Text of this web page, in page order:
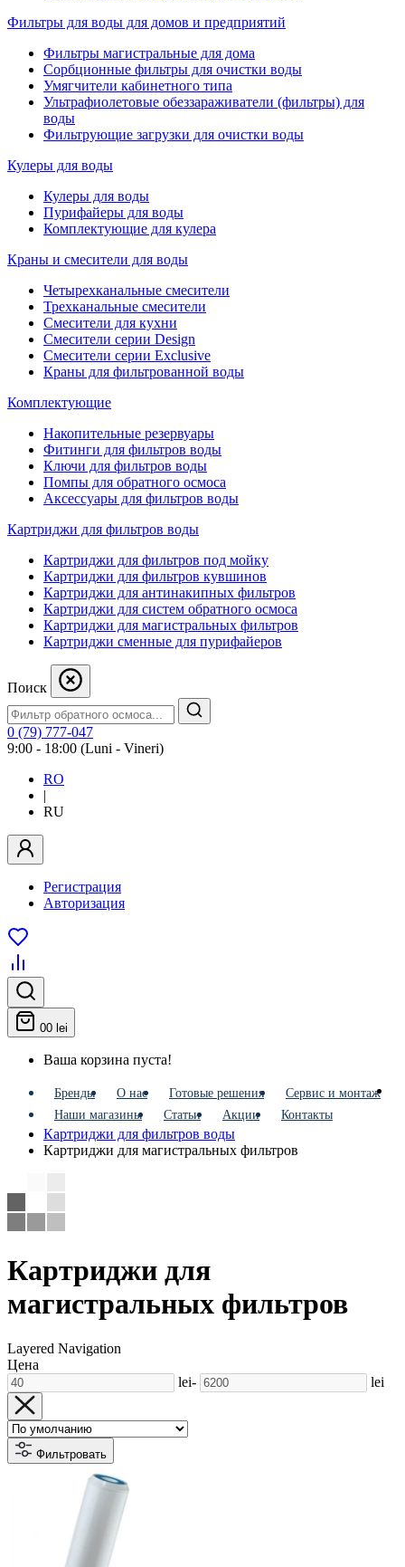
Фильтры для воды для домов и предприятий
Фильтры магистральные для дома
Сорбционные фильтры для очистки воды
Умягчители кабинетного типа
Ультрафиолетовые обеззараживатели (фильтры) для
воды
Фильтрующие загрузки для очистки воды
Кулеры для воды
Кулеры для воды
Пурифайеры для воды
Комплектующие для кулера
Краны и смесители для воды
Четырехканальные смесители
Трехканальные смесители
Смесители для кухни
Смесители серии Design
Смесители серии Exclusive
Краны для фильтрованной воды
Комплектующие
Накопительные резервуары
Фитинги для фильтров воды
Ключи для фильтров воды
Помпы для обратного осмоса
Аксессуары для фильтров воды
Картриджи для фильтров воды
Картриджи для фильтров под мойку
Картриджи для фильтров кувшинов
Картриджи для антинакипных фильтров
Картриджи для систем обратного осмоса
Картриджи для магистральных фильтров
Картриджи сменные для пурифайеров
Поиск
0 (79) 777-047
9:00 - 18:00 (Luni - Vineri)
RO
|
RU
Регистрация
Авторизация
00 lei
Ваша корзина пуста!
Бренды О нас Готовые решения
Сервис и монтаж
Наши магазины
Статьи Акции Контакты
Картриджи для фильтров воды
Картриджи для магистральных фильтров
Картриджи для
магистральных фильтров
Layered Navigation
Цена
lei- lei
Фильтровать